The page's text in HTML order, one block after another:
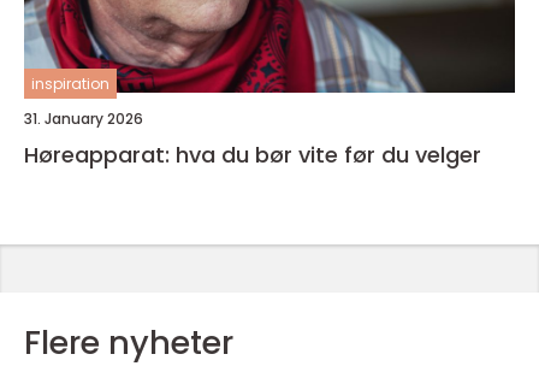
inspiration
31. January 2026
Høreapparat: hva du bør vite før du velger
Flere nyheter